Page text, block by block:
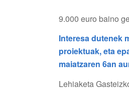
9.000 euro baino
Interesa dutenek
proiektuak, eta
maiatzaren 6an
Lehiaketa